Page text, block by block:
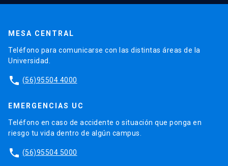
MESA CENTRAL
Teléfono para comunicarse con las distintas áreas de la
Universidad.
phone (56)95504 4000
EMERGENCIAS UC
Teléfono en caso de accidente o situación que ponga en
riesgo tu vida dentro de algún campus.
phone (56)95504 5000